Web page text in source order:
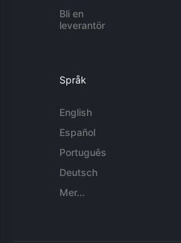
Bli en
leverantör
Språk
English
Español
Português
Deutsch
Mer...